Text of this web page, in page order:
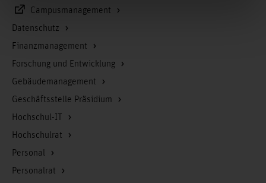
Campusmanagement
Datenschutz
Finanzmanagement
Forschung und Entwicklung
Gebäudemanagement
Geschäftsstelle Präsidium
Hochschul-IT
Hochschulrat
Personal
Personalrat